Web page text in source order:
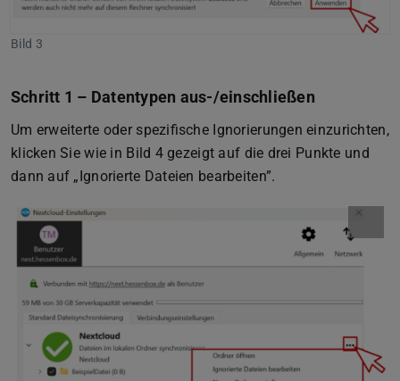
Bild 3
Schritt 1 – Datentypen aus-/einschließen
Um erweiterte oder spezifische Ignorierungen einzurichten,
klicken Sie wie in Bild 4 gezeigt auf die drei Punkte und
dann auf „Ignorierte Dateien bearbeiten”.